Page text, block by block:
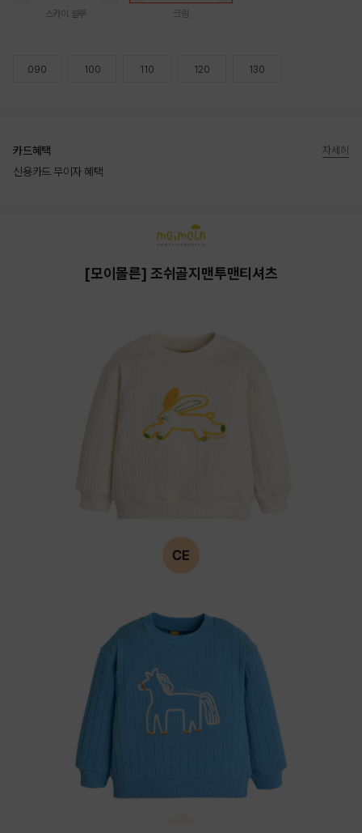
스카이 블루 크림
090 100 110 120 130
카드혜택
신용카드 무이자 혜택
자세히
[모이몰른] 조쉬골지맨투맨티셔츠